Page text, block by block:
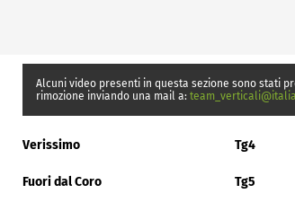
Alcuni video presenti in questa sezione sono stati
rimozione inviando una mail a:
Verissimo Tg4
Fuori dal Coro Tg5